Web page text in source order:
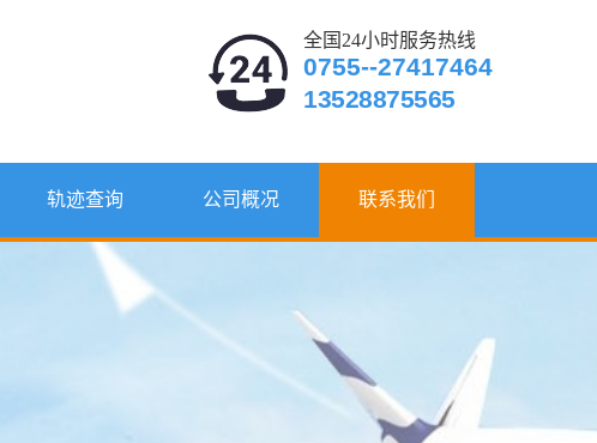
全国24小时服务热线
0755--27417464
13528875565
轨迹查询 公司概况 联系我们